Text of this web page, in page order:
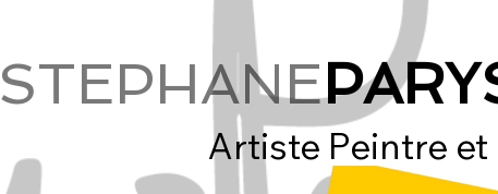
Artiste Peintre
STEPHANE